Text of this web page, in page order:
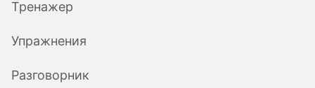
Тренажер
Упражнения
Разговорник